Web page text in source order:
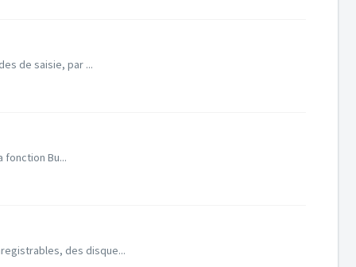
de saisie, par ...
fonction Bu...
des disque...